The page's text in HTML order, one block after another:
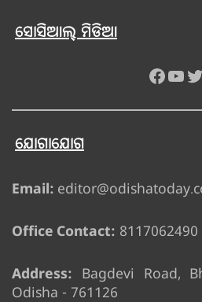
ସୋସିଆଲ୍ ମିଡିଆ
ଯୋଗାଯୋଗ
Email:
Office Contact: 8117062490
Address: Bagdevi Road,
Odisha - 761126